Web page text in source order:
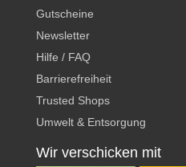
Gutscheine
Newsletter
Hilfe / FAQ
Barrierefreiheit
Trusted Shops
Umwelt & Entsorgung
Wir verschicken mit